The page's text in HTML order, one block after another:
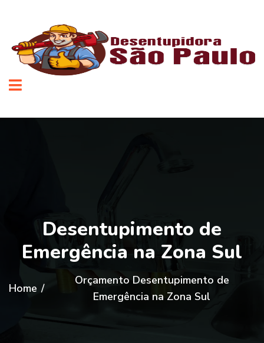
Desentupimento de
Emergência na Zona Sul
Home /
Orçamento Desentupimento de
Emergência na Zona Sul